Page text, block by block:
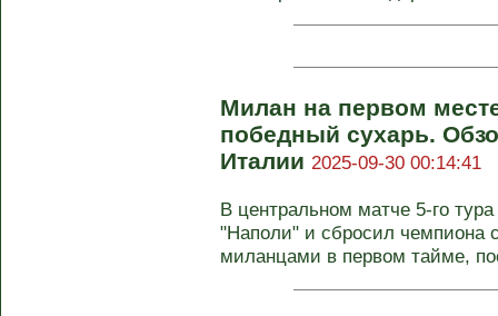
Милан на первом
победный сухарь.
Италии 2025-09-30 00:14:41
В центральном матче 5-го
"Наполи" и сбросил чемпиона
миланцами в первом тайме,